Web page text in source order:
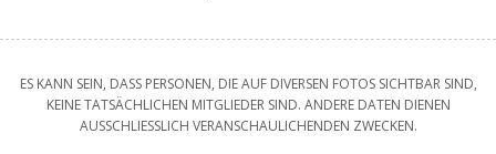
ES KANN SEIN, DASS PERSONEN, DIE AUF DIVERSEN FOTOS SICHTBAR SIND,
KEINE TATSÄCHLICHEN MITGLIEDER SIND. ANDERE DATEN DIENEN
AUSSCHLIESSLICH VERANSCHAULICHENDEN ZWECKEN.